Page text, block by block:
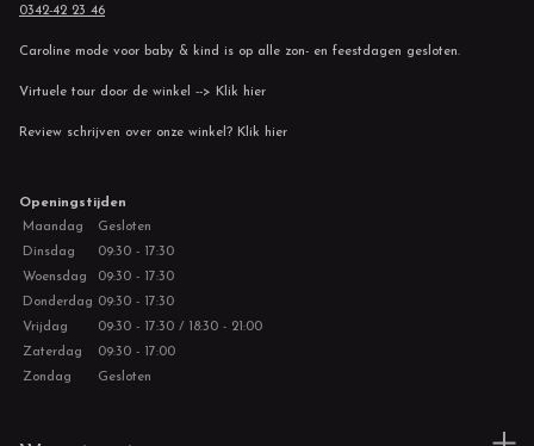
0342-42 23 46
Caroline mode voor baby & kind is op alle zon- en feestdagen gesloten.
Virtuele tour door de winkel --> Klik hier
Review schrijven over onze winkel? Klik hier
Openingstijden
Maandag
Gesloten
Dinsdag
09:30 - 17:30
Woensdag
09:30 - 17:30
Donderdag 09:30 - 17:30
Vrijdag
09:30 - 17:30 / 18:30 - 21:00
Zaterdag
09:30 - 17:00
Zondag
Gesloten